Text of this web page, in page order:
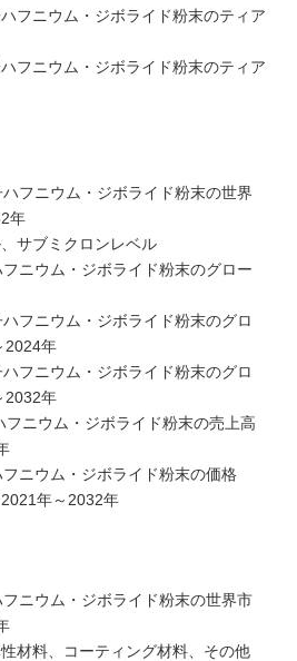
ニウム・ジボライド粉末のティア
ニウム・ジボライド粉末のティア
ニウム・ジボライド粉末の世界
年
ブミクロンレベル
ニウム・ジボライド粉末のグロー
ニウム・ジボライド粉末のグロ
2024年
ニウム・ジボライド粉末のグロ
2032年
ニウム・ジボライド粉末の売上高
フニウム・ジボライド粉末の価格
2021年～2032年
ウム・ジボライド粉末の世界市
材料、コーティング材料、その他